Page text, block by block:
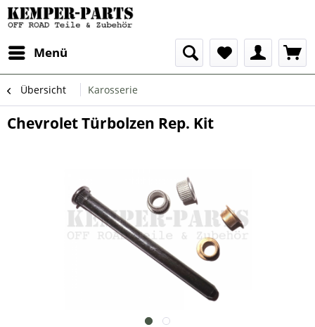
Menü
Übersicht Karosserie
Chevrolet Türbolzen Rep. Kit